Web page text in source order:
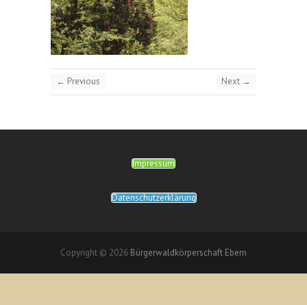
← Previous Next →
Impressum
Datenschutzerklärung
Copyright © 2026 Bürgerwaldkörperschaft Ebern